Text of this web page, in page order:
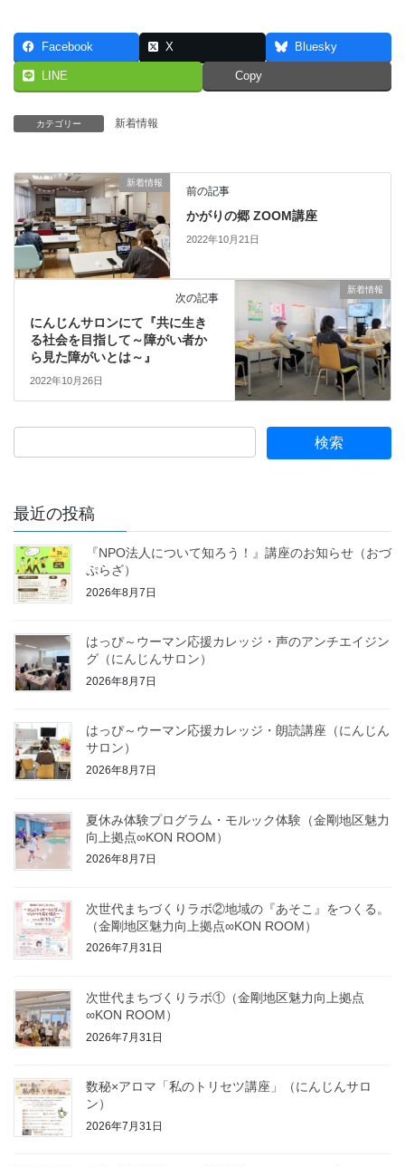
Facebook X Bluesky
LINE Copy
カテゴリー 新着情報
新着情報
前の記事
かがりの郷 ZOOM講座
2022年10月21日
新着情報
次の記事
にんじんサロンにて『共に生き
る社会を目指して～障がい者か
ら見た障がいとは～』
2022年10月26日
最近の投稿
『NPO法人について知ろう！』講座のお知らせ（おづ
ぷらざ）
2026年8月7日
はっぴ～ウーマン応援カレッジ・声のアンチエイジン
グ（にんじんサロン）
2026年8月7日
はっぴ～ウーマン応援カレッジ・朗読講座（にんじん
サロン）
2026年8月7日
夏休み体験プログラム・モルック体験（金剛地区魅力
向上拠点∞KON ROOM）
2026年8月7日
次世代まちづくりラボ②地域の『あそこ』をつくる。
（金剛地区魅力向上拠点∞KON ROOM）
2026年7月31日
次世代まちづくりラボ①（金剛地区魅力向上拠点
∞KON ROOM）
2026年7月31日
数秘×アロマ「私のトリセツ講座」（にんじんサロ
ン）
2026年7月31日